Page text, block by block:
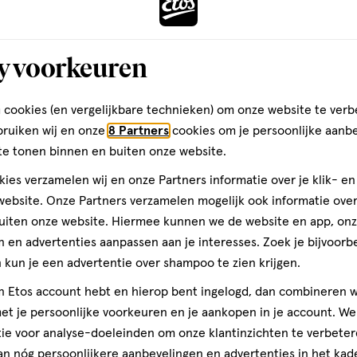
5-12 jaar Tandpasta 75 ML
Toevoegen Je kan
Zendium Fresh+White
gratis
aan
verlanglijst
voorkeuren
cookies (en vergelijkbare technieken) om onze website te
wij en onze 8 Partners cookies om je persoonlijke
tonen binnen en buiten onze website.
verzamelen wij en onze Partners informatie over je klik-
Onze Partners verzamelen mogelijk ook informatie
onze website. Hiermee kunnen we de website en app,
en advertenties aanpassen aan je interesses. Zoek je
kun je een advertentie over shampoo te zien krijgen.
Etos account hebt en hierop bent ingelogd, dan combineren
je persoonlijke voorkeuren en je aankopen in je account.
voor analyse-doeleinden om onze klantinzichten te
nóg persoonlijkere aanbevelingen en advertenties in het